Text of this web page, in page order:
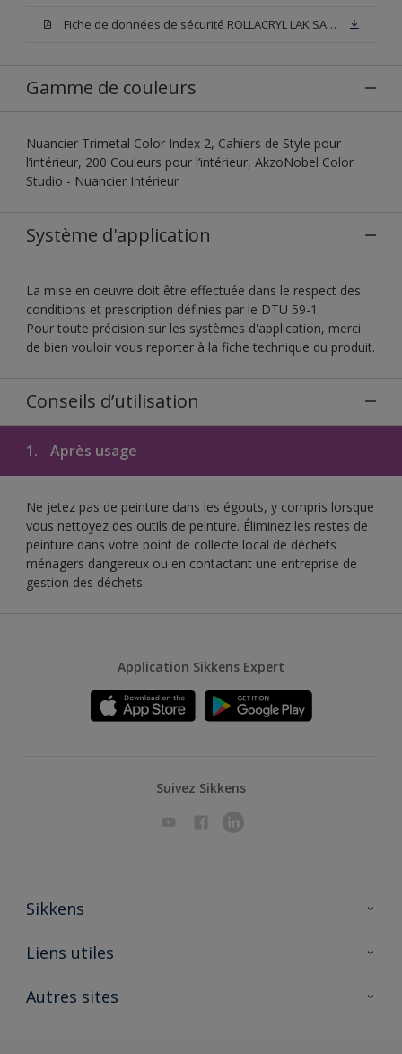
Fiche de données de sécurité ROLLACRYL LAK SATIN
Gamme de couleurs
Nuancier Trimetal Color Index 2, Cahiers de Style pour
l’intérieur, 200 Couleurs pour l’intérieur, AkzoNobel Color
Studio - Nuancier Intérieur
Système d'application
La mise en oeuvre doit être effectuée dans le respect des
conditions et prescription définies par le DTU 59-1.
Pour toute précision sur les systèmes d'application, merci
de bien vouloir vous reporter à la fiche technique du produit.
Conseils d’utilisation
1. Après usage
Ne jetez pas de peinture dans les égouts, y compris lorsque
vous nettoyez des outils de peinture. Éliminez les restes de
peinture dans votre point de collecte local de déchets
ménagers dangereux ou en contactant une entreprise de
gestion des déchets.
Application Sikkens Expert
Suivez Sikkens
Sikkens
A propos de Sikkens
Liens utiles
Ouvrir un magasin PASS
Autres sites